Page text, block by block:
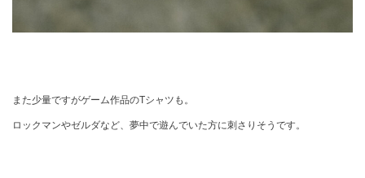
また少量ですがゲーム作品のTシャツも。
ロックマンやゼルダなど、夢中で遊んでいた方に刺さりそうです。